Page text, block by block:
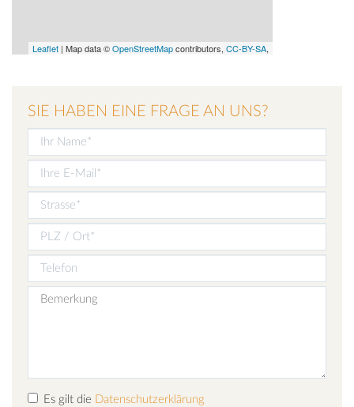
Leaflet | Map data ©OpenStreetMapcontributors, CC-BY-SA,
SIE HABEN EINE FRAGE AN UNS?
Es gilt die Datenschutzerklärung